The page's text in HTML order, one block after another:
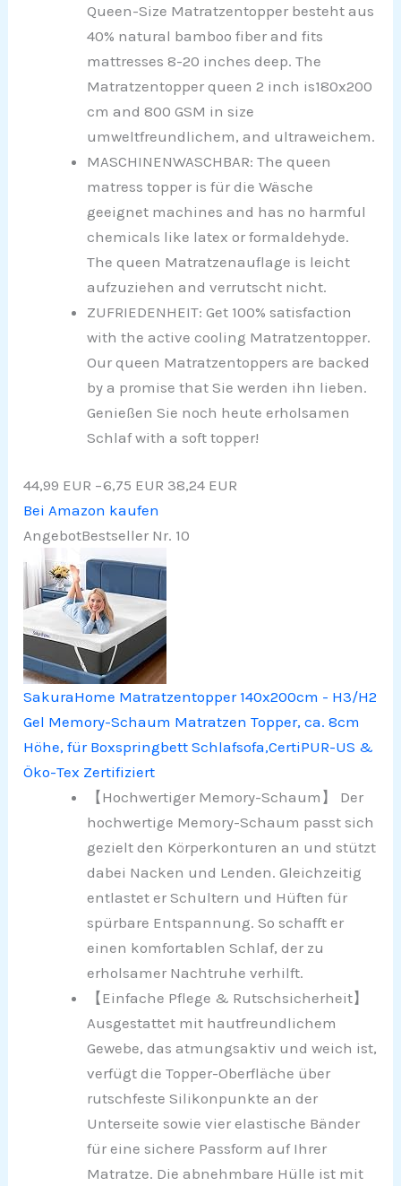
Queen-Size Matratzentopper besteht aus
40% natural bamboo fiber and fits
mattresses 8-20 inches deep. The
Matratzentopper queen 2 inch is180x200
cm and 800 GSM in size
umweltfreundlichem, and ultraweichem.
MASCHINENWASCHBAR: The queen
matress topper is für die Wäsche
geeignet machines and has no harmful
chemicals like latex or formaldehyde.
The queen Matratzenauflage is leicht
aufzuziehen and verrutscht nicht.
ZUFRIEDENHEIT: Get 100% satisfaction
with the active cooling Matratzentopper.
Our queen Matratzentoppers are backed
by a promise that Sie werden ihn lieben.
Genießen Sie noch heute erholsamen
Schlaf with a soft topper!
44,99 EUR −6,75 EUR 38,24 EUR
Bei Amazon kaufen
AngebotBestseller Nr. 10
SakuraHome Matratzentopper 140x200cm - H3/H2
Gel Memory-Schaum Matratzen Topper, ca. 8cm
Höhe, für Boxspringbett Schlafsofa,CertiPUR-US &
Öko-Tex Zertifiziert
【Hochwertiger Memory-Schaum】 Der
hochwertige Memory-Schaum passt sich
gezielt den Körperkonturen an und stützt
dabei Nacken und Lenden. Gleichzeitig
entlastet er Schultern und Hüften für
spürbare Entspannung. So schafft er
einen komfortablen Schlaf, der zu
erholsamer Nachtruhe verhilft.
【Einfache Pflege & Rutschsicherheit】
Ausgestattet mit hautfreundlichem
Gewebe, das atmungsaktiv und weich ist,
verfügt die Topper-Oberfläche über
rutschfeste Silikonpunkte an der
Unterseite sowie vier elastische Bänder
für eine sichere Passform auf Ihrer
Matratze. Die abnehmbare Hülle ist mit